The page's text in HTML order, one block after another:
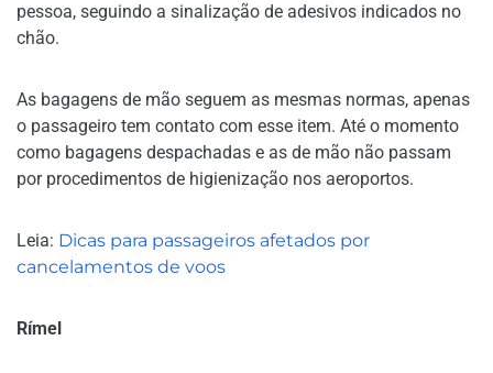
pessoa, seguindo a sinalização de adesivos indicados no
chão.
As bagagens de mão seguem as mesmas normas, apenas
o passageiro tem contato com esse item. Até o momento
como bagagens despachadas e as de mão não passam
por procedimentos de higienização nos aeroportos.
Leia: Dicas para passageiros afetados por
cancelamentos de voos
Rímel